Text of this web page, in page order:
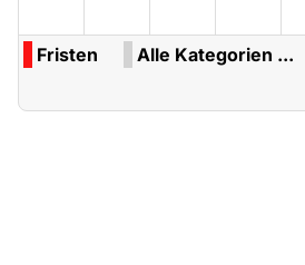
Fristen Alle Kategorien ...